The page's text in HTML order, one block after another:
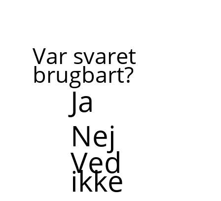
Var svaret
brugbart?
Ja
Nej
Ved
ikke
en
kollega